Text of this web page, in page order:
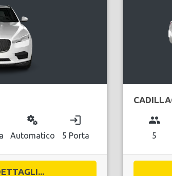
miscellaneous_services
Automatico
login
5 Porta
group
5